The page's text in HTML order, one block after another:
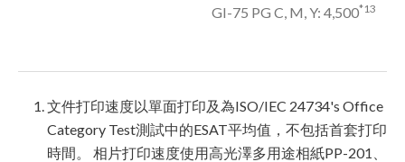
GI-75 PG C, M, Y: 4,500*13
文件打印速度以單面打印及為ISO/IEC 24734's Office
Category Test測試中的ESAT平均值，不包括首套打印
時間。 相片打印速度使用高光澤多用途相紙PP-201、